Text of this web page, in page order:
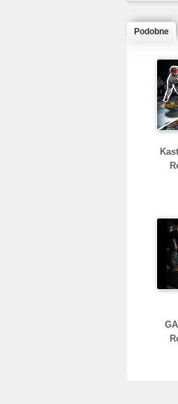
Podobne